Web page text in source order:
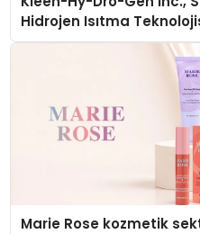
Hidrojen Isıtma
Düzenleyici Onaylarını
Marie Rose kozmetik